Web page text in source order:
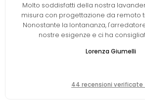
Molto soddisfatti della nostra
misura con progettazione da remoto
Nonostante la lontananza,
nostre esigenze e ci ha
Lorenza Giumelli
44 recensioni verificate